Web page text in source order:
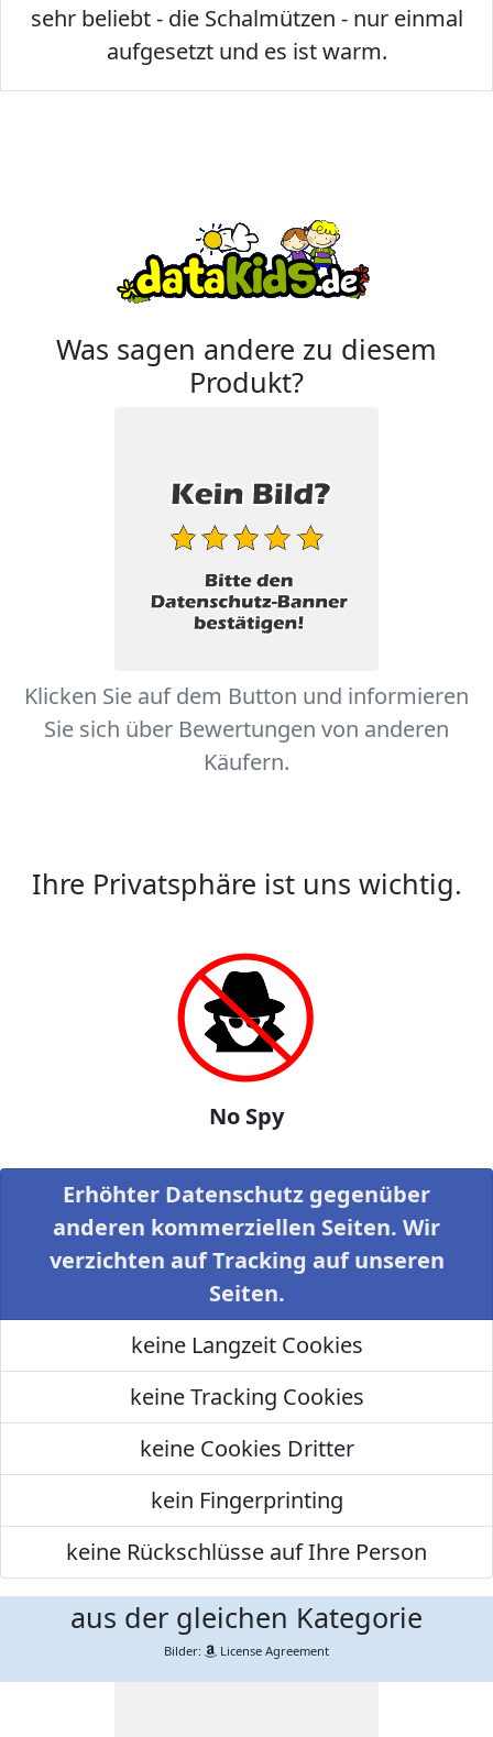
sehr beliebt - die Schalmützen - nur einmal
aufgesetzt und es ist warm.
Was sagen andere zu diesem
Produkt?
Klicken Sie auf dem Button und informieren
Sie sich über Bewertungen von anderen
Käufern.
Ihre Privatsphäre ist uns wichtig.
No Spy
Erhöhter Datenschutz gegenüber
anderen kommerziellen Seiten. Wir
verzichten auf Tracking auf unseren
Seiten.
keine Langzeit Cookies
keine Tracking Cookies
keine Cookies Dritter
kein Fingerprinting
keine Rückschlüsse auf Ihre Person
aus der gleichen Kategorie
Bilder: License Agreement